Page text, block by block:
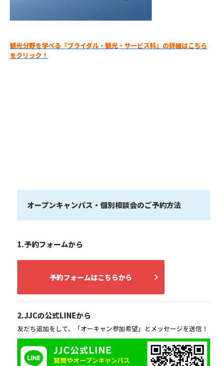
観光分野を学べる『ブライダル・観光・サービス科』の詳細はこちら
をクリック！
オープンキャンパス・個別相談会のご予約方法
1.予約フォームから
予約フォームはこちらから
2.JJCの公式LINEから
友だち追加をして、「オーキャン参加希望」とメッセージを送信！